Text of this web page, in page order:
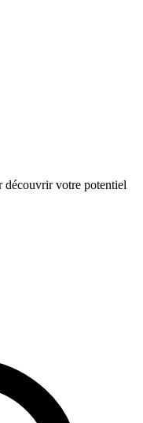
découvrir votre potentiel